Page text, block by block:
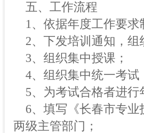
五、工作流程
1、依据年度工作要求
2、下发培训通知，组
3、组织集中授课；
4、组织集中统一考试
5、为考试合格者进行
6、填写《长春市专业
两级主管部门；